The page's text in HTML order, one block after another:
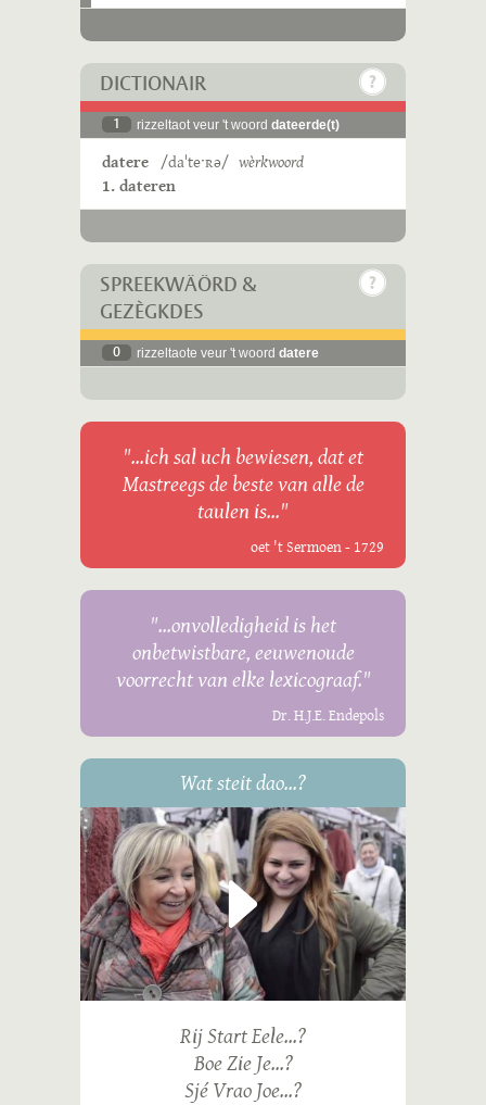
DICTIONAIR
1 rizzeltaot veur 't woord dateerde(t)
datere /daˈteˑʀə/ wèrkwoord
1. dateren
SPREEKWÄÖRD &
GEZÈGKDES
0 rizzeltaote veur 't woord datere
"...ich sal uch bewiesen, dat et
Mastreegs de beste van alle de
taulen is..."
oet 't Sermoen - 1729
"...onvolledigheid is het
onbetwistbare, eeuwenoude
voorrecht van elke lexicograaf."
Dr. H.J.E. Endepols
Wat steit dao...?
Rij Start Eele...?
Boe Zie Je...?
Sjé Vrao Joe...?